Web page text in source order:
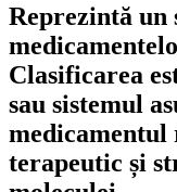
Reprezintă un
Clasificarea
sau sistemul
medicamentul
terapeutic și